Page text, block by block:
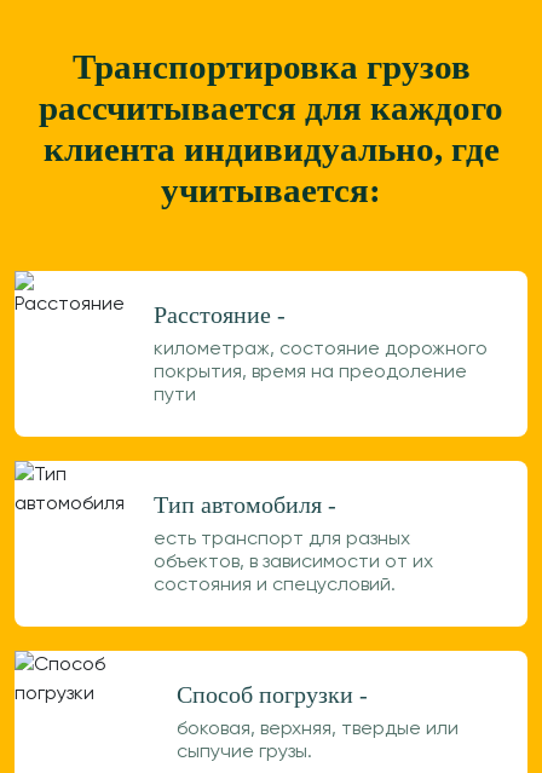
Транспортировка грузов
рассчитывается для каждого
клиента индивидуально, где
учитывается:
Расстояние -
километраж, состояние дорожного
покрытия, время на преодоление
пути
Тип автомобиля -
есть транспорт для разных
объектов, в зависимости от их
состояния и спецусловий.
Способ погрузки -
боковая, верхняя, твердые или
сыпучие грузы.